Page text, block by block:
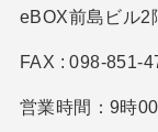
eBOX前島ビル2
FAX : 098-851-
営業時間：9時